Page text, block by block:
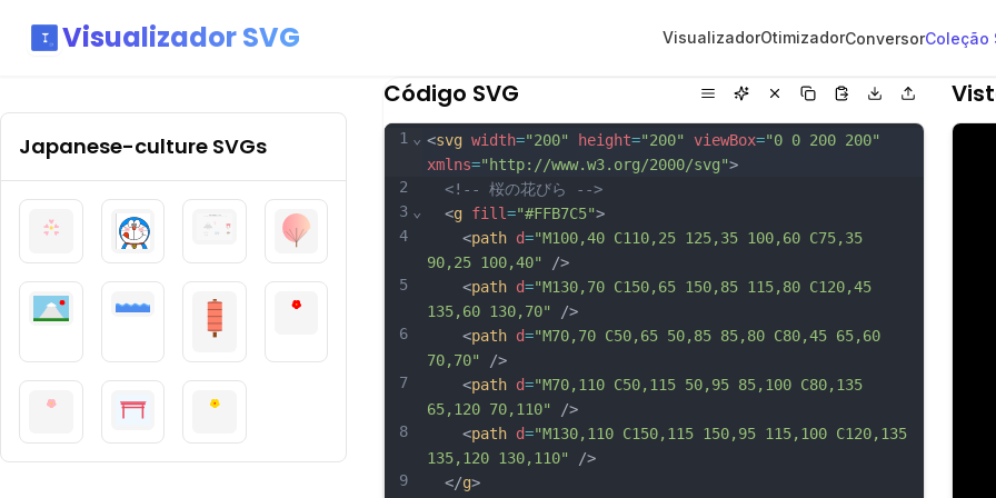
Visualizador SVG VisualizadorOtimizadorConversorColeção
Japanese-culture SVGs
Código SVG
1
2
3
4
5
6
7
8
9
⌄
⌄
<svg width="200" height="200" viewBox="0 0 200 200"
xmlns="http://www.w3.org/2000/svg">
<!-- 桜の花びら -->
  <
g fill="#FFB7C5">
    <
path d="M100,40 C110,25 125,35 100,60 C75,35
90,25 100,40"
/>
    <
path d="M130,70 C150,65 150,85 115,80 C120,45
135,60 130,70"
/>
    <
path d="M70,70 C50,65 50,85 85,80 C80,45 65,60
70,70"
/>
    <
path d="M70,110 C50,115 50,95 85,100 C80,135
65,120 70,110"
/>
    <
path d="M130,110 C150,115 150,95 115,100 C120,135
135,120 130,110"
/>
  </
g>